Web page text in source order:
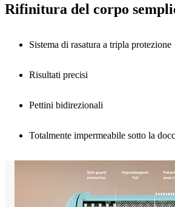
Rifinitura del corpo
Sistema di rasatura a tripla protezione
Risultati precisi
Pettini bidirezionali
Totalmente impermeabile sotto la